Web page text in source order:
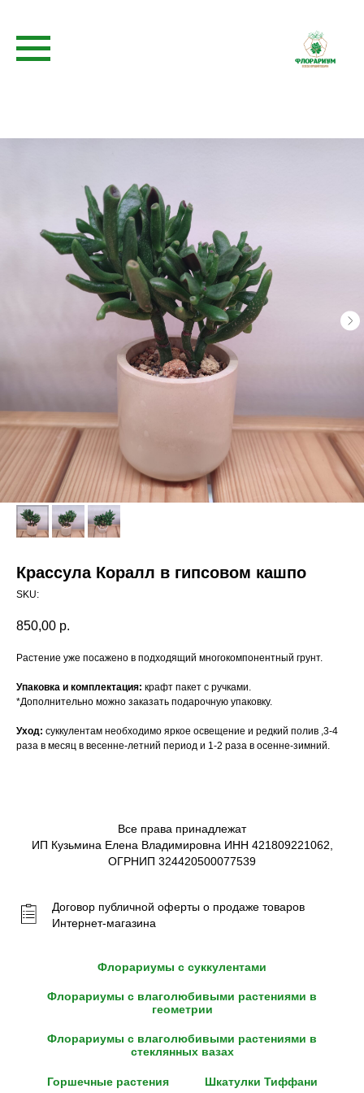
Крассула Коралл в гипсовом кашпо
SKU:
850,00 р.
Растение уже посажено в подходящий многокомпонентный грунт.
Упаковка и комплектация: крафт пакет с ручками.
*Дополнительно можно заказать подарочную упаковку.
Уход: суккулентам необходимо яркое освещение и редкий полив ,3-4
раза в месяц в весенне-летний период и 1-2 раза в осенне-зимний.
Все права принадлежат
ИП Кузьмина Елена Владимировна ИНН 421809221062,
ОГРНИП 324420500077539
Договор публичной оферты о продаже товаров
Интернет-магазина
Флорариумы с суккулентами
Флорариумы с влаголюбивыми растениями в
геометрии
Флорариумы с влаголюбивыми растениями в
стеклянных вазах
Горшечные растения Шкатулки Тиффани